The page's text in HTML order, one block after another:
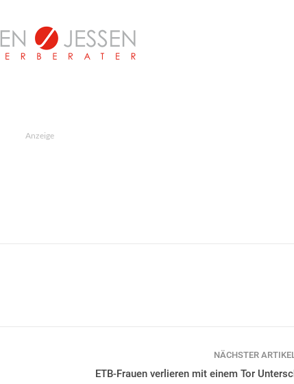
Anzeige
NÄCHSTER
ETB-Frauen verlieren mit einem Tor